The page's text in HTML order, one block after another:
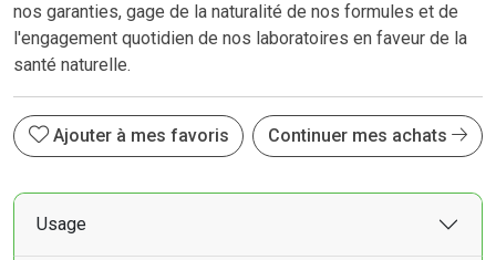
nos garanties, gage de la naturalité de nos formules et de
l'engagement quotidien de nos laboratoires en faveur de la
santé naturelle.
Ajouter à mes favoris Continuer mes achats
Usage